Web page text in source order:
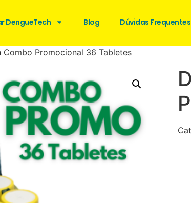
DengueTech Blog Dúvidas Frequentes
Combo Promocional 36 Tabletes